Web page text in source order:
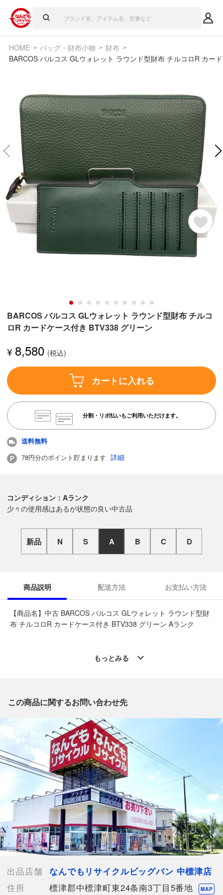
HOME バッグ・財布小物
財布
BARCOS バルコス GLウォレット ラウンド型財布 チルコロR カー
BARCOS バルコス GLウォレット ラウンド型財布 チルコ
ロR カードケース付き BTV338 グリーン
¥ 8,580
カートに入れる
分割・リボ払いもご利用いただけます。
送料無料
78円分のポイント貯まります 詳細
コンディション：Aランク
少々の使用感はあるが状態の良い中古品
新品 N S A B C D
商品説明 配送方法 お支払い方法
【商品名】中古 BARCOS バルコス GLウォレット ラウンド型財
布 チルコロR カードケース付き BTV338 グリーン Aランク
※「なんでもリサイクルビッグバン 公式オンラインストアの出
電話番号：0153-79-3196
【店舗内商品コード】1004101082100
【メーカー】BARCOS
【型番】BTV338
【対象】レディース
【素材】/本体：牛革/カードケース：合成皮革
【カラー】グリーン
【サイズ】W約20cm x H約10cm x D約2.5cm
【開閉式】ファスナー
【札入れ】3箇所
【小銭入れ】1箇所
【カード入れ】12箇所
【内ポケット】
オープンポケット x 3
もっとみる
この商品に関するお問い合わせ先
出品店舗
なんでもリサイクルビッグバン 中標津店
住所
標津郡中標津町東24条南3丁目5番地 MAP